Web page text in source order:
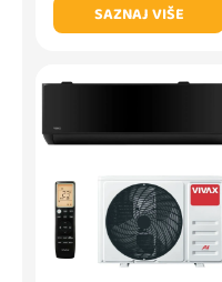
SAZNAJ VIŠE